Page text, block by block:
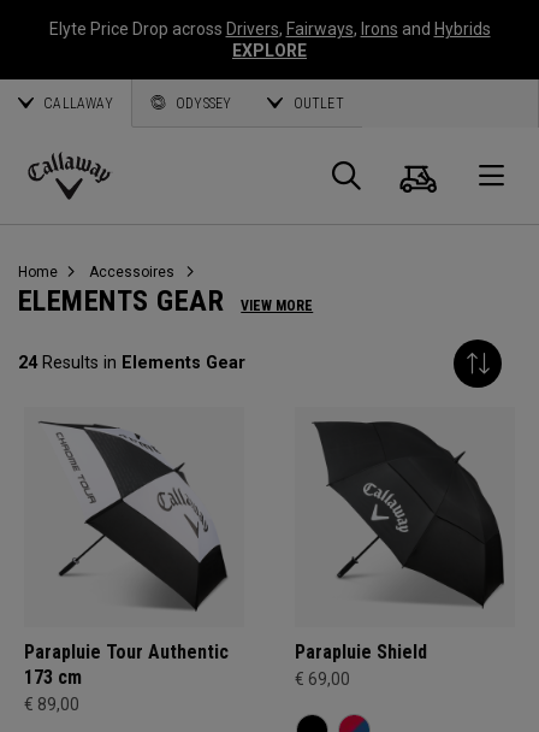
Elyte Price Drop across Drivers, Fairways, Irons and Hybrids
EXPLORE
CALLAWAY ODYSSEY OUTLET
Callaway
Panier
Home Accessoires
ELEMENTS GEAR VIEW MORE
24Results in Elements Gear
Parapluie Tour Authentic
173 cm
€ 89,00
Parapluie Shield
€ 69,00